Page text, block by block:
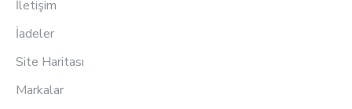
İletişim
İadeler
Site Haritası
Markalar